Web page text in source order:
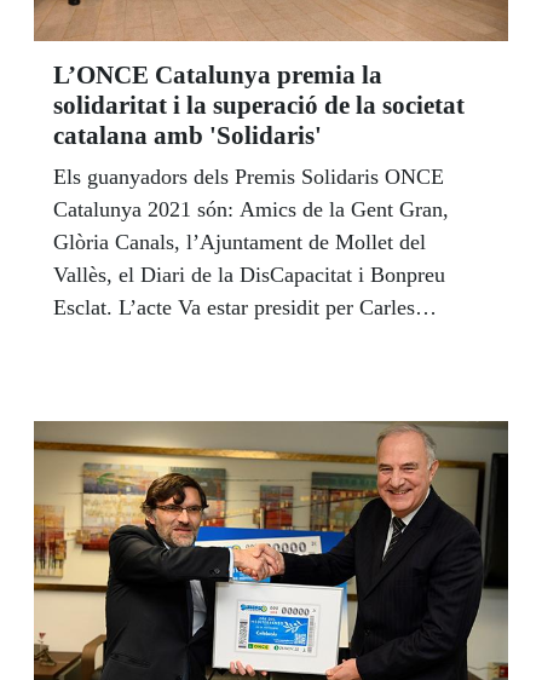
L’ONCE Catalunya premia la
solidaritat i la superació de la societat
catalana amb 'Solidaris'
Els guanyadors dels Premis Solidaris ONCE
Catalunya 2021 són: Amics de la Gent Gran,
Glòria Canals, l’Ajuntament de Mollet del
Vallès, el Diari de la DisCapacitat i Bonpreu
Esclat. L’acte Va estar presidit per Carles